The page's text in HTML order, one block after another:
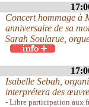
Concert hommage à
anniversaire de sa
Sarah Soularue,
Isabelle Sebah,
interprétera des
- Libre participation aux